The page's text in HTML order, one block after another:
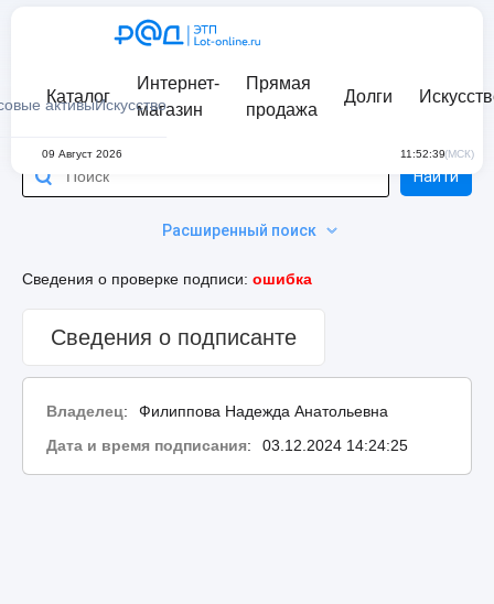
активыИскусство
Каталог
Интернет-
магазин
Прямая
продажа
Долги
09 Август 2026 11:52:39(МСК)
Расширенный поиск
Найти
Сведения о проверке подписи: ошибка
Сведения о подписанте
Владелец:
Филиппова Надежда Анатольевна
Дата и время подписания: 03.12.2024 14:24:25